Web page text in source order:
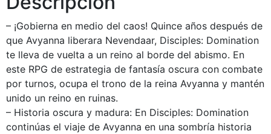
– ¡Gobierna en medio del caos! Quince años después de
que Avyanna liberara Nevendaar, Disciples: Domination
te lleva de vuelta a un reino al borde del abismo. En
este RPG de estrategia de fantasía oscura con combate
por turnos, ocupa el trono de la reina Avyanna y mantén
unido un reino en ruinas.
– Historia oscura y madura: En Disciples: Domination
continúas el viaje de Avyanna en una sombría historia